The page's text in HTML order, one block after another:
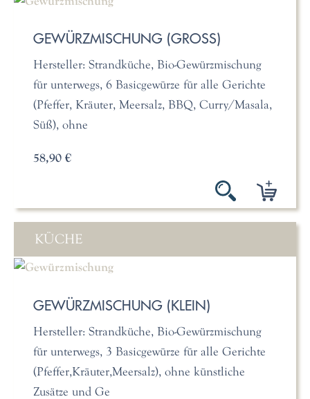
GEWÜRZMISCHUNG (GROSS)
Hersteller: Strandküche, Bio-Gewürzmischung
für unterwegs, 6 Basicgewürze für alle Gerichte
(Pfeffer, Kräuter, Meersalz, BBQ, Curry/Masala,
Süß), ohne
58,90 €
KÜCHE
GEWÜRZMISCHUNG (KLEIN)
Hersteller: Strandküche, Bio-Gewürzmischung
für unterwegs, 3 Basicgewürze für alle Gerichte
(Pfeffer,Kräuter,Meersalz), ohne künstliche
Zusätze und Ge